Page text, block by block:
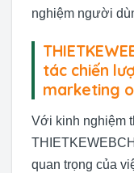
nghiệm người
tác chiến
marketing
Với kinh nghiệm
quan trọng của